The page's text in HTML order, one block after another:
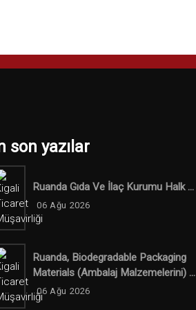
son yazılar
Ruanda Gıda Ve İlaç Kurumu Halk ...
06 Ağu 2026
Ruanda, Biodegradable Packaging
Materials (ambalaj Malzemelerini) ...
06 Ağu 2026